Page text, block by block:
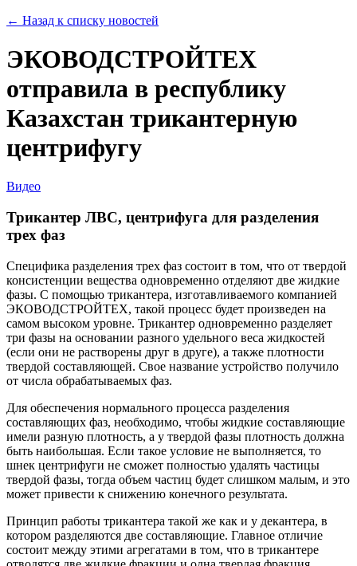
← Назад к списку новостей
ЭКОВОДСТРОЙТЕХ
отправила в республику
Казахстан трикантерную
центрифугу
Видео
Трикантер ЛВС, центрифуга для разделения
трех фаз
Специфика разделения трех фаз состоит в том, что от твердой
консистенции вещества одновременно отделяют две жидкие
фазы. С помощью трикантера, изготавливаемого компанией
ЭКОВОДСТРОЙТЕХ, такой процесс будет произведен на
самом высоком уровне. Трикантер одновременно разделяет
три фазы на основании разного удельного веса жидкостей
(если они не растворены друг в друге), а также плотности
твердой составляющей. Свое название устройство получило
от числа обрабатываемых фаз.
Для обеспечения нормального процесса разделения
составляющих фаз, необходимо, чтобы жидкие составляющие
имели разную плотность, а у твердой фазы плотность должна
быть наибольшая. Если такое условие не выполняется, то
шнек центрифуги не сможет полностью удалять частицы
твердой фазы, тогда объем частиц будет слишком малым, и это
может привести к снижению конечного результата.
Принцип работы трикантера такой же как и у декантера, в
котором разделяются две составляющие. Главное отличие
состоит между этими агрегатами в том, что в трикантере